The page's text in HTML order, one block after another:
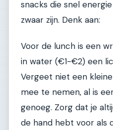
snacks die snel
zwaar zijn. Denk aan:
Voor de lunch is een
in water (€1-€2) een
Vergeet niet een
mee te nemen, al is
genoeg. Zorg dat je
de hand hebt voor als